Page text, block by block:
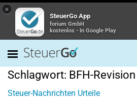
×
SteuerGo App
forium GmbH
kostenlos - In Google Play
Schlagwort: BFH-Revision
Steuer-Nachrichten Urteile